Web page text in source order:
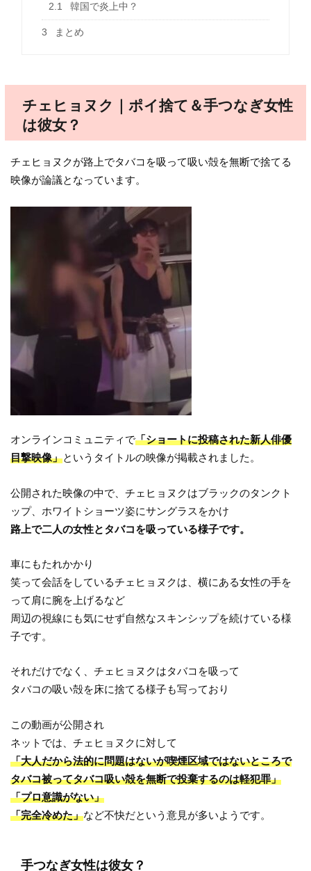
2.1 韓国で炎上中？
3 まとめ
チェヒョヌク｜ポイ捨て＆手つなぎ女性
は彼女？
チェヒョヌクが路上でタバコを吸って吸い殻を無断で捨てる
映像が論議となっています。
オンラインコミュニティで「ショートに投稿された新人俳優
目撃映像」というタイトルの映像が掲載されました。
公開された映像の中で、チェヒョヌクはブラックのタンクト
ップ、ホワイトショーツ姿にサングラスをかけ
路上で二人の女性とタバコを吸っている様子です。
車にもたれかかり
笑って会話をしているチェヒョヌクは、横にある女性の手を
って肩に腕を上げるなど
周辺の視線にも気にせず自然なスキンシップを続けている様
子です。
それだけでなく、チェヒョヌクはタバコを吸って
タバコの吸い殻を床に捨てる様子も写っており
この動画が公開され
ネットでは、チェヒョヌクに対して
「大人だから法的に問題はないが喫煙区域ではないところで
タバコ被ってタバコ吸い殻を無断で投棄するのは軽犯罪」
「プロ意識がない」
「完全冷めた」など不快だという意見が多いようです。
手つなぎ女性は彼女？